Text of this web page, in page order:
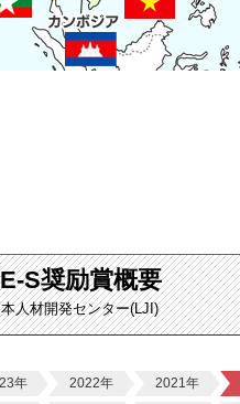
S奨励賞概要
人材開発センター(LJI)
年 2022年
2021年